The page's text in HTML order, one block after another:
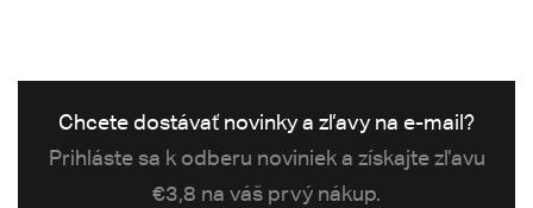
Chcete dostávať novinky a zľavy na e-mail?
Prihláste sa k odberu noviniek a získajte zľavu
€3,8 na váš prvý nákup.